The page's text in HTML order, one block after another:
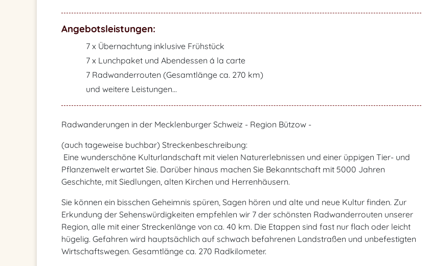
Angebotsleistungen:
7 x Übernachtung inklusive Frühstück
7 x Lunchpaket und Abendessen á la carte
7 Radwanderrouten (Gesamtlänge ca. 270 km)
und weitere Leistungen...
Radwanderungen in der Mecklenburger Schweiz - Region Bützow -
(auch tageweise buchbar) Streckenbeschreibung:
Eine wunderschöne Kulturlandschaft mit vielen Naturerlebnissen und einer üppigen Tier- und
Pflanzenwelt erwartet Sie. Darüber hinaus machen Sie Bekanntschaft mit 5000 Jahren
Geschichte, mit Siedlungen, alten Kirchen und Herrenhäusern.
Sie können ein bisschen Geheimnis spüren, Sagen hören und alte und neue Kultur finden. Zur
Erkundung der Sehenswürdigkeiten empfehlen wir 7 der schönsten Radwanderrouten unserer
Region, alle mit einer Streckenlänge von ca. 40 km. Die Etappen sind fast nur flach oder leicht
hügelig. Gefahren wird hauptsächlich auf schwach befahrenen Landstraßen und unbefestigten
Wirtschaftswegen. Gesamtlänge ca. 270 Radkilometer.